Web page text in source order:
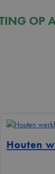
OP
Houten